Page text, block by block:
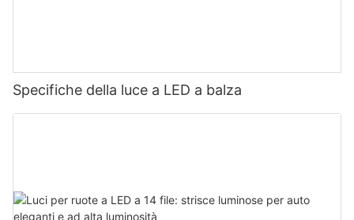
Specifiche della luce a LED a balza